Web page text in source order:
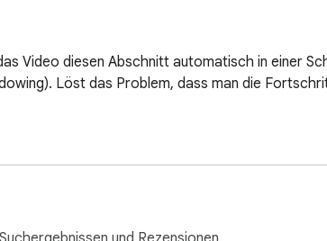
Video diesen Abschnitt automatisch in einer
Löst das Problem, dass man die
beliebigen Webseite, um eine KI-gestützte,
öffnen, und chatten Sie mit der KI, ohne die